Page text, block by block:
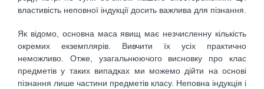
властивість неповної індукції досить важлива для пізнання.
Як відомо, основна маса явищ має незчисленну кількість
окремих екземплярів. Вивчити їх усіх практично
неможливо. Отже, узагальнюючого висновку про клас
предметів у таких випадках ми можемо дійти на основі
пізнання лише частини предметів класу. Неповна індукція і